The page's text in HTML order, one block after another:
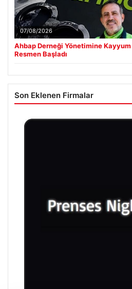
07/08/2026
Ahbap Derneği Yönetimine
Resmen Başladı
Son Eklenen Firmalar